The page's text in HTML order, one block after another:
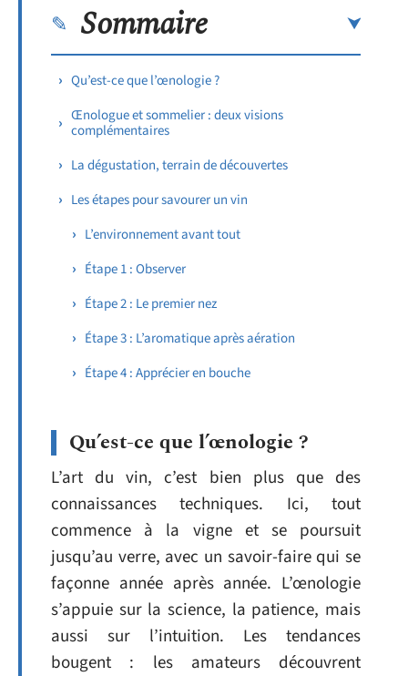
Sommaire
Qu’est-ce que l’œnologie ?
Œnologue et sommelier : deux visions
complémentaires
La dégustation, terrain de découvertes
Les étapes pour savourer un vin
L’environnement avant tout
Étape 1 : Observer
Étape 2 : Le premier nez
Étape 3 : L’aromatique après aération
Étape 4 : Apprécier en bouche
Qu’est-ce que l’œnologie ?
L’art du vin, c’est bien plus que des
connaissances techniques. Ici, tout
commence à la vigne et se poursuit
jusqu’au verre, avec un savoir-faire qui se
façonne année après année. L’œnologie
s’appuie sur la science, la patience, mais
aussi sur l’intuition. Les tendances
bougent : les amateurs découvrent